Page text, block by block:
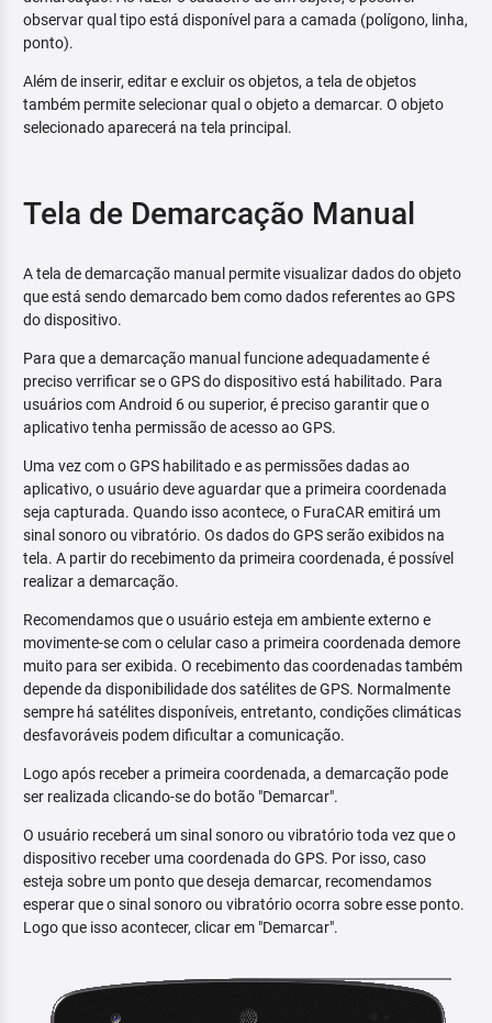
observar qual tipo está disponível para a camada (polígono, linha,
ponto).
Além de inserir, editar e excluir os objetos, a tela de objetos
também permite selecionar qual o objeto a demarcar. O objeto
selecionado aparecerá na tela principal.
Tela de Demarcação Manual
A tela de demarcação manual permite visualizar dados do objeto
que está sendo demarcado bem como dados referentes ao GPS
do dispositivo.
Para que a demarcação manual funcione adequadamente é
preciso verrificar se o GPS do dispositivo está habilitado. Para
usuários com Android 6 ou superior, é preciso garantir que o
aplicativo tenha permissão de acesso ao GPS.
Uma vez com o GPS habilitado e as permissões dadas ao
aplicativo, o usuário deve aguardar que a primeira coordenada
seja capturada. Quando isso acontece, o FuraCAR emitirá um
sinal sonoro ou vibratório. Os dados do GPS serão exibidos na
tela. A partir do recebimento da primeira coordenada, é possível
realizar a demarcação.
Recomendamos que o usuário esteja em ambiente externo e
movimente-se com o celular caso a primeira coordenada demore
muito para ser exibida. O recebimento das coordenadas também
depende da disponibilidade dos satélites de GPS. Normalmente
sempre há satélites disponíveis, entretanto, condições climáticas
desfavoráveis podem dificultar a comunicação.
Logo após receber a primeira coordenada, a demarcação pode
ser realizada clicando-se do botão "Demarcar".
O usuário receberá um sinal sonoro ou vibratório toda vez que o
dispositivo receber uma coordenada do GPS. Por isso, caso
esteja sobre um ponto que deseja demarcar, recomendamos
esperar que o sinal sonoro ou vibratório ocorra sobre esse ponto.
Logo que isso acontecer, clicar em "Demarcar".